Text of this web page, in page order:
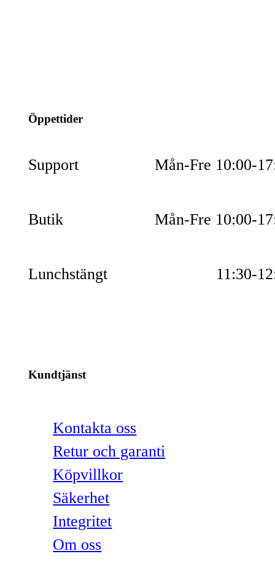
Öppettider
Support Mån-Fre 10:00-
Butik Mån-Fre 10:00-
Lunchstängt 11:30-
Kundtjänst
Kontakta oss
Retur och garanti
Köpvillkor
Säkerhet
Integritet
Om oss